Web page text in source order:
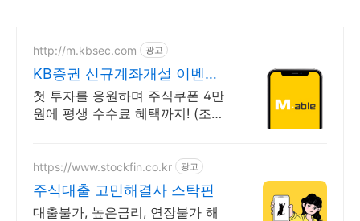
http://m.kbsec.com 광고
KB증권 신규계좌개설 이벤트
국내주식쿠폰 최대 5만원
첫 투자를 응원하며 주식쿠폰 4만
원에 평생 수수료 혜택까지! (조건
https://www.stockfin.co.kr 광고
주식대출 고민해결사 스탁핀
대출불가, 높은금리, 연장불가 해